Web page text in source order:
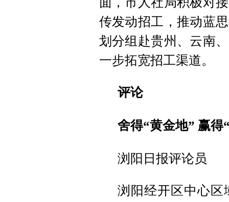
传发动招工，推动蓝
划分组赴贵州、云南
一步拓宽招工渠道。
评论
舍得“黄金地” 赢得
浏阳日报评论员
浏阳经开区中心区